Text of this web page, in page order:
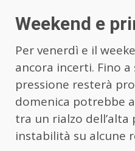
Weekend e
Per venerdì e il
ancora incerti. Fino a
pressione resterà
domenica potrebbe
tra un rialzo dell’alta
instabilità su alcune